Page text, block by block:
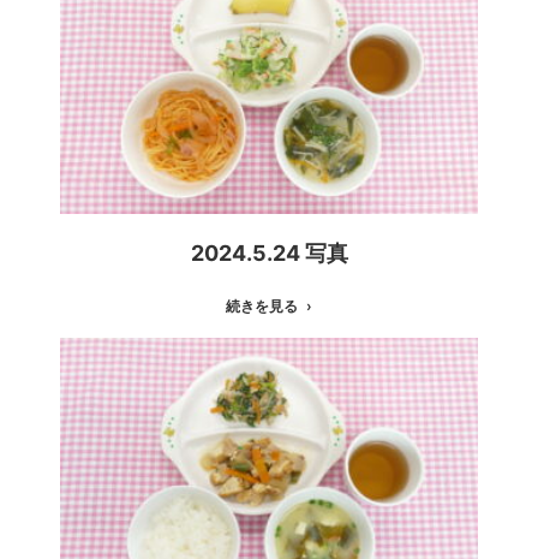
2024.5.24 写真
続きを見る